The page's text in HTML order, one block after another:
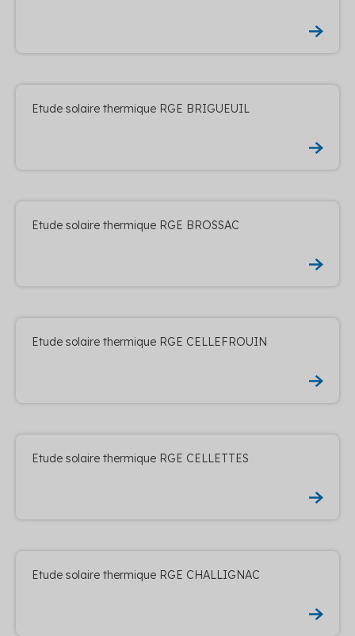
Etude solaire thermique RGE BRIGUEUIL
Etude solaire thermique RGE BROSSAC
Etude solaire thermique RGE CELLEFROUIN
Etude solaire thermique RGE CELLETTES
Etude solaire thermique RGE CHALLIGNAC